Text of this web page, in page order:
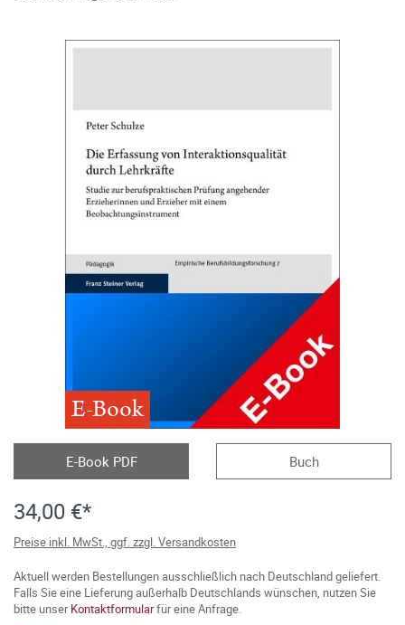
E-Book
E-Book PDF Buch
34,00 €*
Preise inkl. MwSt., ggf. zzgl. Versandkosten
Aktuell werden Bestellungen ausschließlich nach Deutschland geliefert.
Falls Sie eine Lieferung außerhalb Deutschlands wünschen, nutzen Sie
bitte unserKontaktformularfür eine Anfrage.